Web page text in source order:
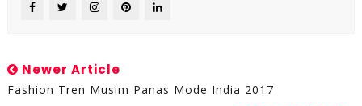
Newer Article
Fashion Tren Musim Panas Mode India 2017